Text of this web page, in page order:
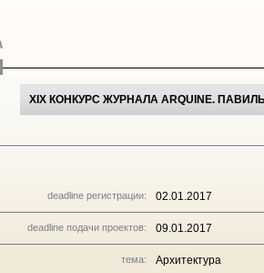
XIX КОНКУРС ЖУРНАЛА ARQUINE.
deadline регистрации: 02.01.2017
deadline подачи проектов: 09.01.2017
тема: Архитектура